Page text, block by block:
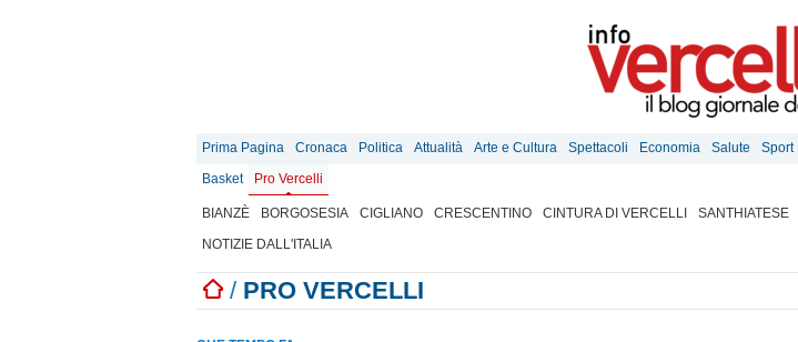
Prima Pagina Cronaca Politica Attualità Arte e Cultura Spettacoli Economia Salute Sport
Basket
Pro Vercelli
BIANZÈ BORGOSESIA CIGLIANO CRESCENTINO CINTURA DI VERCELLI SANTHIATESE
NOTIZIE DALL'ITALIA
/ PRO VERCELLI